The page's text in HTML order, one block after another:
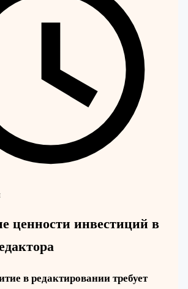
ценности инвестиций в
в редактировании требует